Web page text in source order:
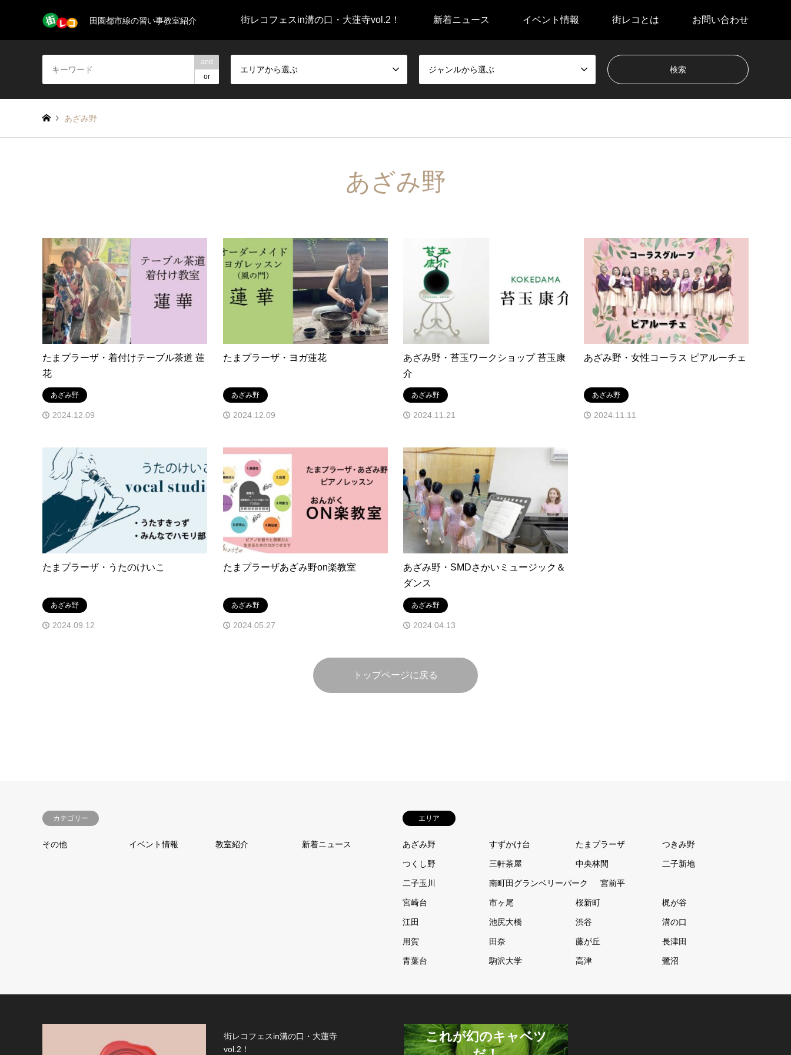
田園都市線の習い事教室紹介 街レコフェスin溝の口・大蓮寺vol.2！ 新着ニュース イベント情報 街レコとは お問い合わせ
and
or
エリアから選ぶ ジャンルから選ぶ
あざみ野
あざみ野
たまプラーザ・着付けテーブル茶道 蓮
花
あざみ野
2024.12.09
たまプラーザ・ヨガ蓮花
あざみ野
2024.12.09
あざみ野・苔玉ワークショップ 苔玉康
介
あざみ野
2024.11.21
あざみ野・女性コーラス ピアルーチェ
あざみ野
2024.11.11
たまプラーザ・うたのけいこ
あざみ野
2024.09.12
たまプラーザあざみ野on楽教室
あざみ野
2024.05.27
あざみ野・SMDさかいミュージック＆
ダンス
あざみ野
2024.04.13
トップページに戻る
カテゴリー
その他 イベント情報 教室紹介 新着ニュース
エリア
あざみ野 すずかけ台 たまプラーザ つきみ野
つくし野 三軒茶屋 中央林間 二子新地
二子玉川 南町田グランベリーパーク 宮前平
宮崎台 市ヶ尾 桜新町 梶が谷
江田 池尻大橋 渋谷 溝の口
用賀 田奈 藤が丘 長津田
青葉台 駒沢大学 高津 鷺沼
街レコフェスin溝の口・大蓮寺
vol.2！
これが幻のキャベツ